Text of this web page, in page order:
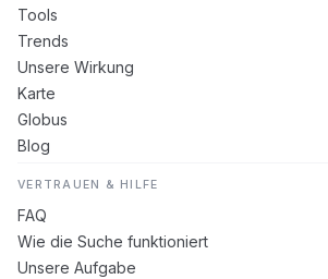
Tools
Trends
Unsere Wirkung
Karte
Globus
Blog
VERTRAUEN & HILFE
FAQ
Wie die Suche funktioniert
Unsere Aufgabe